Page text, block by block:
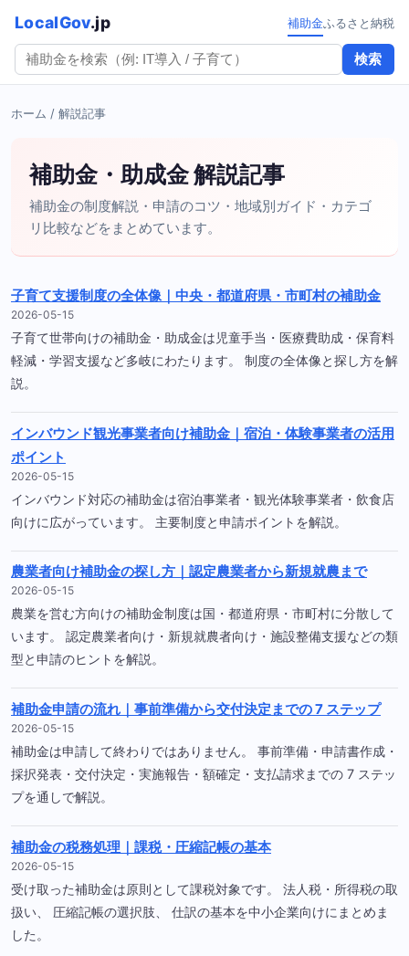
LocalGov.jp
検索
補助金ふるさと納税
ホーム / 解説記事
補助金・助成金 解説記事
補助金の制度解説・申請のコツ・地域別ガイド・カテゴ
リ比較などをまとめています。
子育て支援制度の全体像｜中央・都道府県・市町村の補助金
2026-05-15
子育て世帯向けの補助金・助成金は児童手当・医療費助成・保育料
軽減・学習支援など多岐にわたります。 制度の全体像と探し方を解
説。
インバウンド観光事業者向け補助金｜宿泊・体験事業者の活用
ポイント
2026-05-15
インバウンド対応の補助金は宿泊事業者・観光体験事業者・飲食店
向けに広がっています。 主要制度と申請ポイントを解説。
農業者向け補助金の探し方｜認定農業者から新規就農まで
2026-05-15
農業を営む方向けの補助金制度は国・都道府県・市町村に分散して
います。 認定農業者向け・新規就農者向け・施設整備支援などの類
型と申請のヒントを解説。
補助金申請の流れ｜事前準備から交付決定までの 7 ステップ
2026-05-15
補助金は申請して終わりではありません。 事前準備・申請書作成・
採択発表・交付決定・実施報告・額確定・支払請求までの 7 ステッ
プを通しで解説。
補助金の税務処理｜課税・圧縮記帳の基本
2026-05-15
受け取った補助金は原則として課税対象です。 法人税・所得税の取
扱い、 圧縮記帳の選択肢、 仕訳の基本を中小企業向けにまとめま
した。